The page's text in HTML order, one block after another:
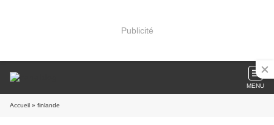
Publicité
MENU
Accueil » finlande